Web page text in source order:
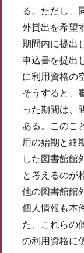
る。ただし、
外貸出を希望
期間内に提出
申込書を提出
に利用資格の
そうすると、
った期間は、
ある。このこ
用の始期と終
した図書館館
と考えるのが
他の図書館館
個人情報も本
た、これらの
の利用資格に